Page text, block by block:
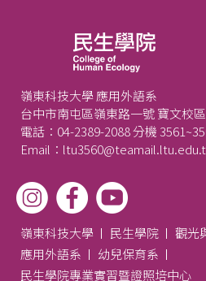
嶺東科技大學 應用外語系
台中市南屯區嶺東路一號 寶文校
電話：04-2389-2088 分機
Email：
嶺東科技大學 民生學院
觀光
應用外語系
幼兒保育系
民生學院專業實習暨證照培中心